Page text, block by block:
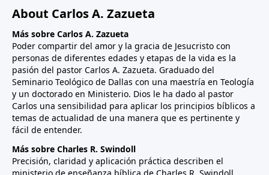
About Carlos A. Zazueta
Más sobre Carlos A. Zazueta
Poder compartir del amor y la gracia de Jesucristo con
personas de diferentes edades y etapas de la vida es la
pasión del pastor Carlos A. Zazueta. Graduado del
Seminario Teológico de Dallas con una maestría en Teología
y un doctorado en Ministerio. Dios le ha dado al pastor
Carlos una sensibilidad para aplicar los principios bíblicos a
temas de actualidad de una manera que es pertinente y
fácil de entender.
Más sobre Charles R. Swindoll
Precisión, claridad y aplicación práctica describen el